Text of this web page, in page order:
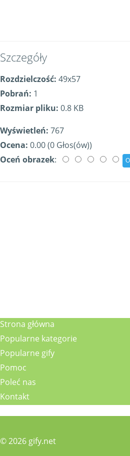
Szczegóły
Rozdzielczość: 49x57
Pobrań: 1
Rozmiar pliku: 0.8 KB
Wyświetleń: 767
Ocena: 0.00 (0 Głos(ów))
Oceń obrazek:
Strona główna
Popularne kategorie
Popularne gify
Pomoc
Poleć nas
Kontakt
© 2026 gify.net